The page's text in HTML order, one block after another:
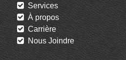
Services
À propos
Carrière
Nous Joindre